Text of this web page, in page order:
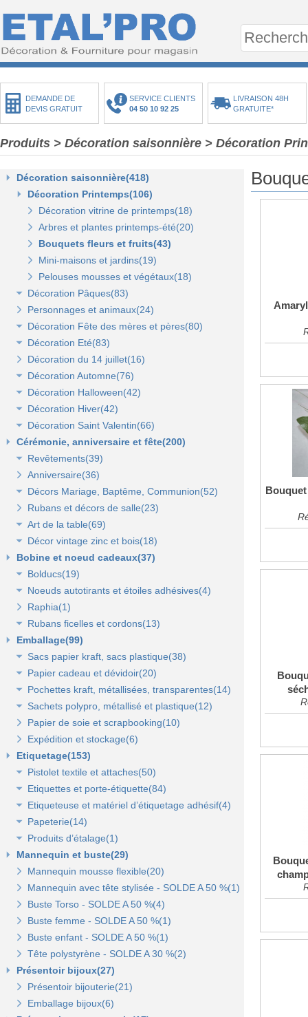
DEMANDE DE
DEVIS GRATUIT
SERVICE CLIENTS
04 50 10 92 25
LIVRAISON 48H
GRATUITE*
Produits > Décoration saisonnière > Décoration
Décoration saisonnière(418)
Décoration Printemps(106)
Décoration vitrine de printemps(18)
Arbres et plantes printemps-été(20)
Bouquets fleurs et fruits(43)
Mini-maisons et jardins(19)
Pelouses mousses et végétaux(18)
Décoration Pâques(83)
Décoration vitrine de Pâques(14)
Décors de Pâques : les animaux(13)
Décors Pâques : Les Oeufs de Pâques(12)
Décor naturel et floral de Pâques(41)
Décoration de table de Pâques(15)
Personnages et animaux(24)
Décoration Fête des mères et pères(80)
Décor vitrine de fête des mères et pères(21)
Décors Fête des mères et pères(63)
Décoration Eté(83)
Décoration vitrine d'été(23)
Décors mer et plage(26)
Lanterne, lampion, déco de table et terrasse(37)
Eclairage électrique d'été(9)
Décoration du 14 juillet(16)
Décoration Automne(76)
Décoration vitrine d'automne(17)
Décors automne(62)
Décoration Halloween(42)
Décor vitrine d'halloween(8)
Décor halloween(36)
Décoration Hiver(42)
Décoration vitrine d'hiver(7)
Décors d'hiver(35)
Décoration Saint Valentin(66)
Décoration vitrine de Saint Valentin(15)
Décors Saint Valentin(56)
Cérémonie, anniversaire et fête(200)
Revêtements(39)
Non tissé(19)
Pelouses et revêtements nature(6)
Tissus(13)
Anniversaire(36)
Décors Mariage, Baptême, Communion(52)
Accessoires de cérémonie(14)
Sacs dragées, photophores et chandeliers(10)
Tulles et noeuds de mariage(16)
Rubans et décors de salle(23)
Art de la table(69)
Fleurs et déco de table(37)
Nappes et chemins de table(15)
Serviettes et vaisselle jetables(17)
Décor vintage zinc et bois(18)
Accessoires zinc, bois et métal(16)
Mobilier déco(4)
Bobine et noeud cadeaux(37)
Bolducs(19)
Bolducs 7 et 10 mm(7)
Rubans 19 et 25 mm(7)
Rubans 50 et 100 mm(5)
Noeuds autotirants et étoiles adhésives(4)
Noeuds autocollants et étoiles adhésives(3)
Raphia(1)
Rubans ficelles et cordons(13)
Ficelles et cordons(4)
Rubans tissu, jute et sisal(6)
Rubans tulle(3)
Emballage(99)
Sacs papier kraft, sacs plastique(38)
Sacs kraft poignées plates(7)
Sacs kraft poignées torsadées(5)
Sacs fêtes et fantaisie(5)
Sacs pour bouteille(10)
Sacs pelliculés(6)
Sacs plastique(4)
Sacs en petite quantité(4)
Papier cadeau et dévidoir(20)
Papier cadeaux fantaisie(3)
Papier cadeaux kraft(2)
Papiers fleuriste en polypropylène(3)
Papier cadeaux Noël - Papier métallisé(11)
Dévidoirs(1)
Pochettes kraft, métallisées, transparentes(14)
Pochettes kraft brun et couleurs(8)
Pochettes cadeaux métallisées(3)
Pochettes transparentes rabat adhésif(3)
Sachets polypro, métallisé et plastique(12)
Sachets confiserie polypro et métal(7)
Sachets plastique minigrip(5)
Papier de soie et scrapbooking(10)
Expédition et stockage(6)
Etiquetage(153)
Pistolet textile et attaches(50)
Pistolets textile, aiguilles et accessoires(12)
Attaches pour pistolets textile(17)
Pistolet Fasbanok et Pistolet V'Tool(14)
Liens manuels anti-vol et biodégradables(5)
Pinces crevettes(2)
Etiquettes à trou(0)
Etiquettes et porte-étiquette(84)
Etiquettes textile perforées(0)
Etiquettes à fil(6)
Etiquettes de prix autocollantes(11)
Etiquettes cadeaux autocollantes(11)
Etiquettes soldes et promo autocollantes(12)
Etiquettes soldes, remises et promo(9)
Etiquettes pour commerce et cartes cadeaux(15)
Porte-prix(14)
Porte-étiquette à pince et à clipser(7)
Etiqueteuse et matériel d’étiquetage adhésif(4)
Etiquettes adhésives pour étiqueteuse(2)
Étiqueteuses et rouleaux encreurs(2)
Papeterie(14)
Agrafeuse et agrafes(1)
Cartes cadeaux(2)
Scotch, stylo, post-it(11)
Produits d’étalage(1)
Epingles(1)
Fil nylon(0)
Mannequin et buste(29)
Mannequin mousse flexible(20)
Mannequin avec tête stylisée - SOLDE A 50 %(1)
Buste Torso - SOLDE A 50 %(4)
Buste femme - SOLDE A 50 %(1)
Buste enfant - SOLDE A 50 %(1)
Tête polystyrène - SOLDE A 30 %(2)
Présentoir bijoux(27)
Présentoir bijouterie(21)
Emballage bijoux(6)